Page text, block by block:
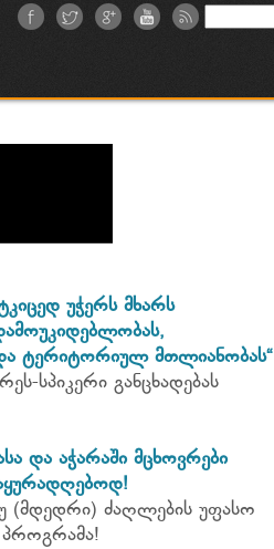
უჭერს მხარს
ტერიტორიულ მთლიანობას“
სპიკერი განცხადებას
და აჭარაში მცხოვრები
(მდედრი) ძაღლების უფასო